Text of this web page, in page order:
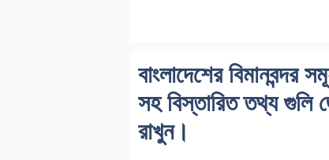
বাংলাদেশের বিমানবন্দর
সহ বিস্তারিত তথ্য গুলি
রাখুন।